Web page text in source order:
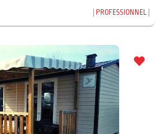
PROFESSIONNEL